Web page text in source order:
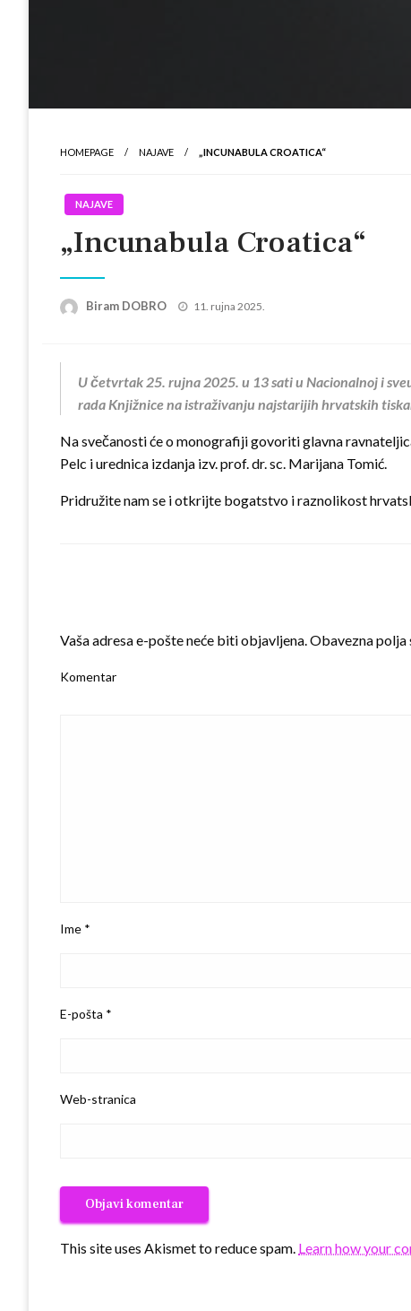
HOMEPAGE NAJAVE „INCUNABULA CROATICA“
NAJAVE
„Incunabula Croatica“
Biram DOBRO
Posted
11. rujna 2025.
U četvrtak 25. rujna 2025. u 13 sati u Nacionalnoj i
rada Knjižnice na istraživanju najstarijih hrvatskih
Na svečanosti će o monografiji govoriti glavna
Pelc i urednica izdanja izv. prof. dr. sc. Marijana Tomić.
Pridružite nam se i otkrijte bogatstvo i raznolikost
Vaša adresa e-pošte neće biti objavljena.Obavezna polja
Komentar
Ime *
E-pošta *
Web-stranica
This site uses Akismet to reduce spam. Learn how your